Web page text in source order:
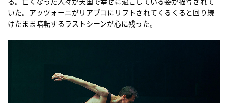
いた。アッツォーニがリアブコにリフトされてくるくると回り続
けたまま暗転するラストシーンが心に残った。